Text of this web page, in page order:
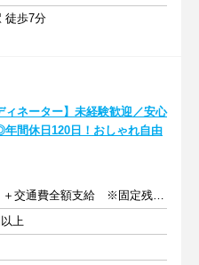
徒歩7分
ィネーター】未経験歓迎／安心
間休日120日！おしゃれ自由
月給25万円～ ＋交通費全額支給 ※固定残業代含む
上